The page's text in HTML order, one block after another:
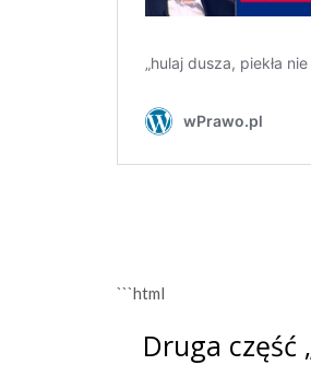
```html
Druga część